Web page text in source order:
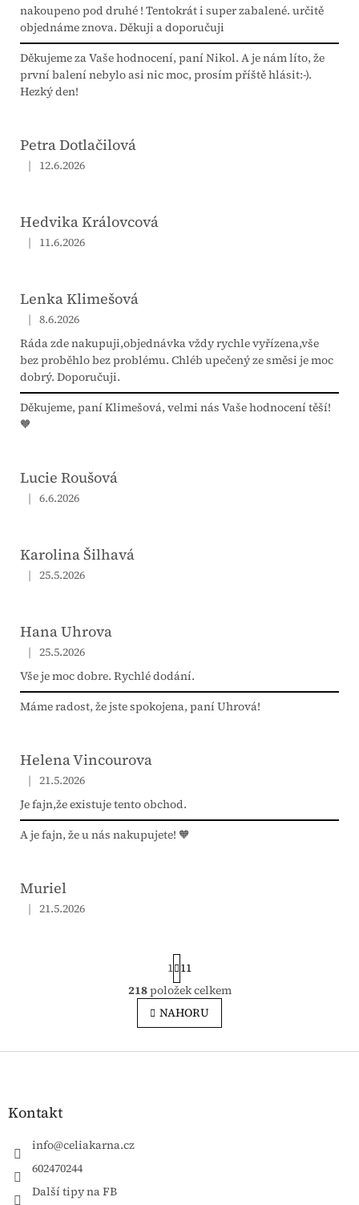
nakoupeno pod druhé ! Tentokrát i super zabalené. určitě
objednáme znova. Děkuji a doporučuji
Děkujeme za Vaše hodnocení, paní Nikol. A je nám líto, že
první balení nebylo asi nic moc, prosím příště hlásit:-).
Hezký den!
Petra Dotlačilová
Hodnocení obchodu je 5 z 5 hvězdiček.
| 12.6.2026
Hedvika Královcová
Hodnocení obchodu je 5 z 5 hvězdiček.
| 11.6.2026
Lenka Klimešová
Hodnocení obchodu je 5 z 5 hvězdiček.
| 8.6.2026
Ráda zde nakupuji,objednávka vždy rychle vyřízena,vše
bez proběhlo bez problému. Chléb upečený ze směsi je moc
dobrý. Doporučuji.
Děkujeme, paní Klimešová, velmi nás Vaše hodnocení těší!
🧡
Lucie Roušová
Hodnocení obchodu je 5 z 5 hvězdiček.
| 6.6.2026
Karolina Šilhavá
Hodnocení obchodu je 5 z 5 hvězdiček.
| 25.5.2026
Hana Uhrova
Hodnocení obchodu je 5 z 5 hvězdiček.
| 25.5.2026
Vše je moc dobre. Rychlé dodání.
Máme radost, že jste spokojena, paní Uhrová!
Helena Vincourova
Hodnocení obchodu je 5 z 5 hvězdiček.
| 21.5.2026
Je fajn,že existuje tento obchod.
A je fajn, že u nás nakupujete! 🧡
Muriel
Hodnocení obchodu je 5 z 5 hvězdiček.
| 21.5.2026
Ovládací prvky výpisu
Stránkování
1 11
218položek celkem
NAHORU
Zápatí
Kontakt
info@celiakarna.cz
602470244
Další tipy na FB